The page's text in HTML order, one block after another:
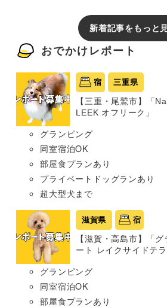
新着記事をもっと
おでかけレポート
宿 三重県
【三重・尾鷲市】「
LEEK オフリーク」
グランピング
同室宿泊OK
部屋食プランあり
プライベートドッグランあり
超大型犬まで
滋賀県 宿
【滋賀・高島市】「
ート レイクサイドテラ
グランピング
同室宿泊OK
部屋食プランあり